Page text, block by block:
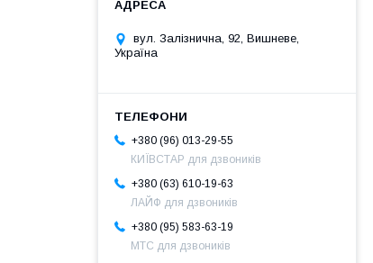
вул. Залізнична, 92, Вишневе,
Україна
+380 (96) 013-29-55
КИЇВСТАР для дзвоників
+380 (63) 610-19-63
ЛАЙФ для дзвоників
+380 (95) 583-63-19
МТС для дзвоників